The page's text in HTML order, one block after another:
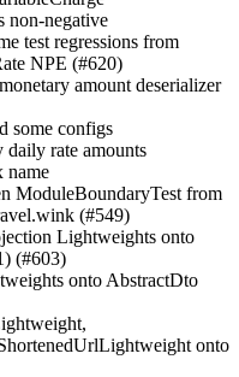
non-negative
test regressions from
NPE (#620)
amount deserializer
some configs
daily rate amounts
name
ModuleBoundaryTest from
(#549)
Lightweights onto
(#603)
onto AbstractDto
onto